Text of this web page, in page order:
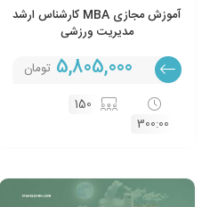
آموزش مجازی MBA کارشناس ارشد
مدیریت ورزشی
5,805,000 تومان
300:00
150